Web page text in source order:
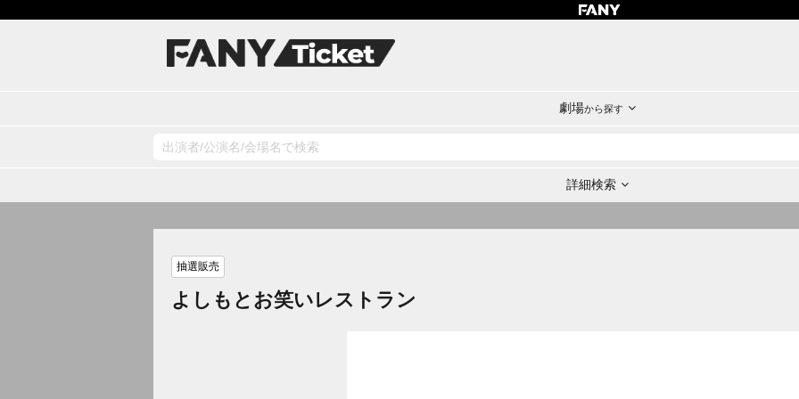
劇場から探す
詳細検索
抽選販売
よしもとお笑いレストラン